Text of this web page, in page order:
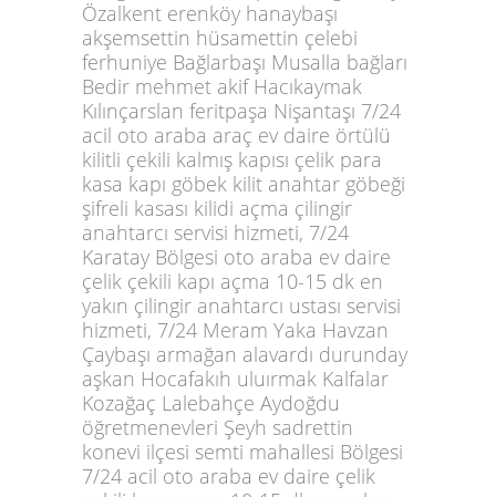
Özalkent erenköy hanaybaşı
akşemsettin hüsamettin çelebi
ferhuniye Bağlarbaşı Musalla bağları
Bedir mehmet akif Hacıkaymak
Kılınçarslan feritpaşa Nişantaşı 7/24
acil oto araba araç ev daire örtülü
kilitli çekili kalmış kapısı çelik para
kasa kapı göbek kilit anahtar göbeği
şifreli kasası kilidi açma çilingir
anahtarcı servisi hizmeti, 7/24
Karatay Bölgesi oto araba ev daire
çelik çekili kapı açma 10-15 dk en
yakın çilingir anahtarcı ustası servisi
hizmeti, 7/24 Meram Yaka Havzan
Çaybaşı armağan alavardı durunday
aşkan Hocafakıh uluırmak Kalfalar
Kozağaç Lalebahçe Aydoğdu
öğretmenevleri Şeyh sadrettin
konevi ilçesi semti mahallesi Bölgesi
7/24 acil oto araba ev daire çelik